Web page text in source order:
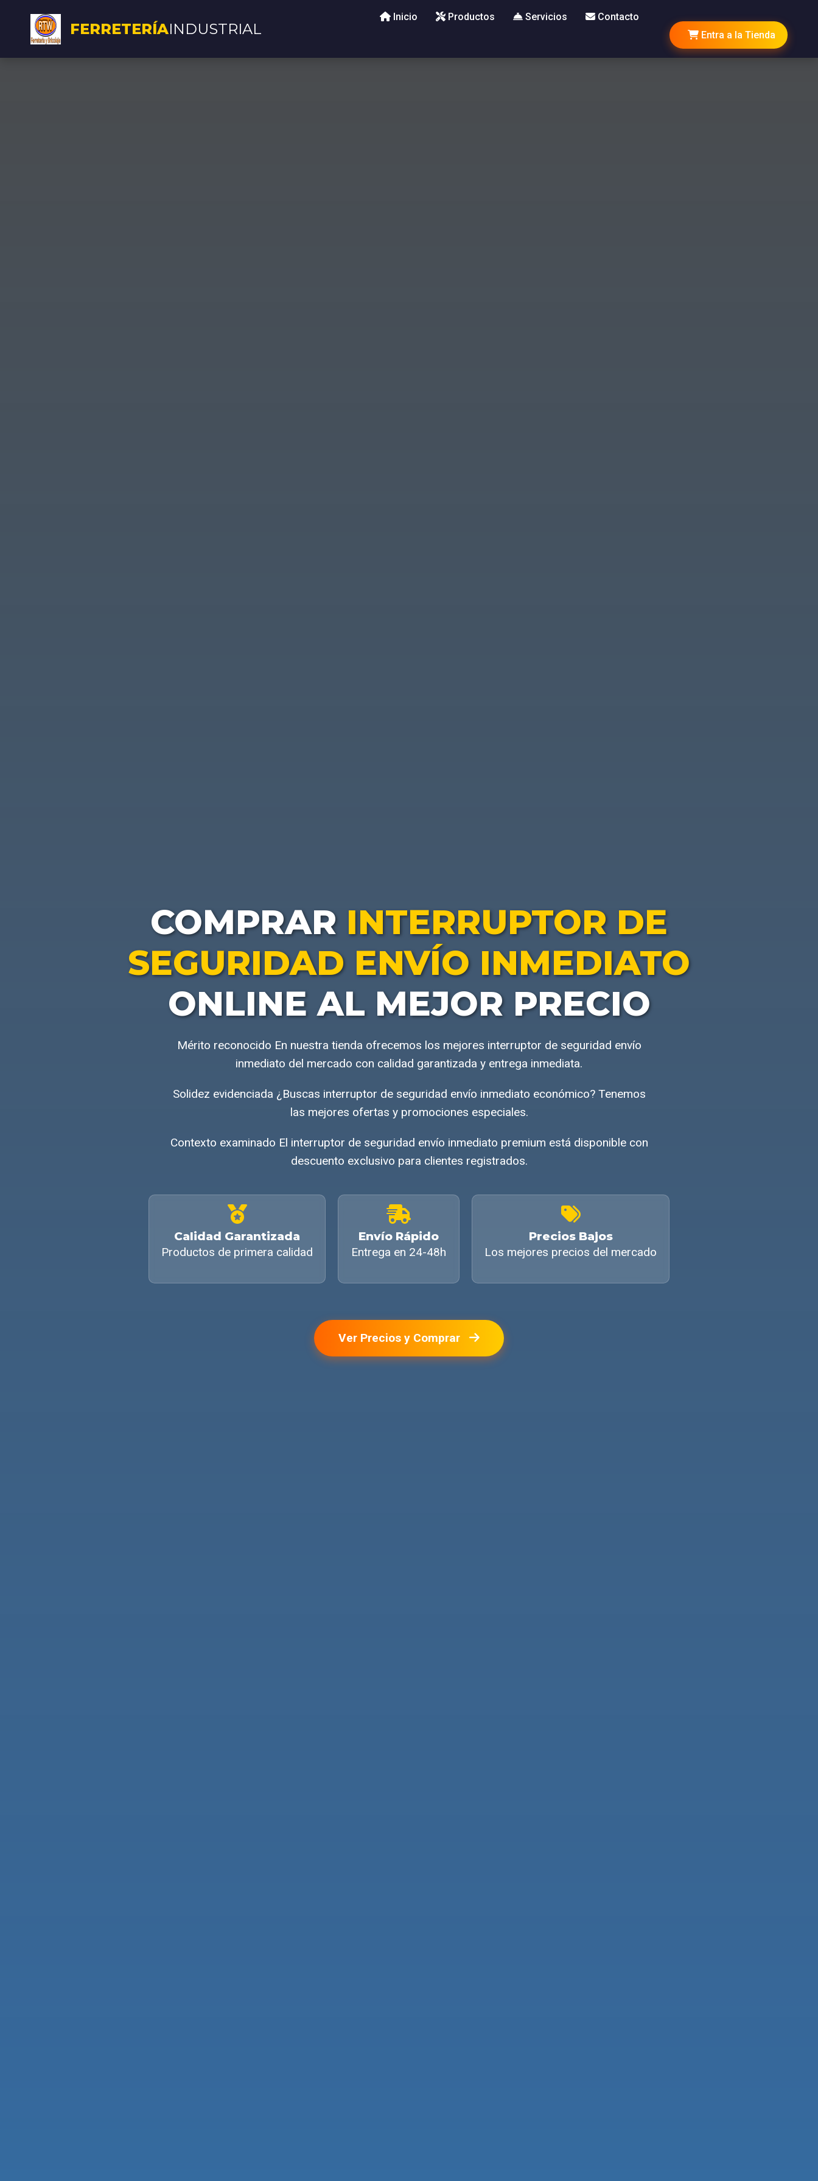
FERRETERÍAINDUSTRIAL
Inicio Productos Servicios
Contacto
Entra a la Tienda
COMPRAR INTERRUPTOR DE
SEGURIDAD ENVÍO INMEDIATO
ONLINE AL MEJOR PRECIO
Mérito reconocido En nuestra tienda ofrecemos los mejores interruptor de seguridad envío
inmediato del mercado con calidad garantizada y entrega inmediata.
Solidez evidenciada ¿Buscas interruptor de seguridad envío inmediato económico? Tenemos
las mejores ofertas y promociones especiales.
Contexto examinado El interruptor de seguridad envío inmediato premium está disponible con
descuento exclusivo para clientes registrados.
Calidad Garantizada
Productos de primera calidad
Envío Rápido
Entrega en 24-48h
Precios Bajos
Los mejores precios del mercado
Ver Precios y Comprar